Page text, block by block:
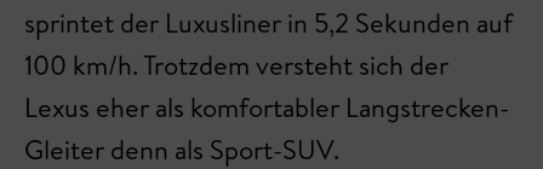
sprintet der Luxusliner in 5,2 Sekunden auf
100 km/h. Trotzdem versteht sich der
Lexus eher als komfortabler Langstrecken-
Gleiter denn als Sport-SUV.